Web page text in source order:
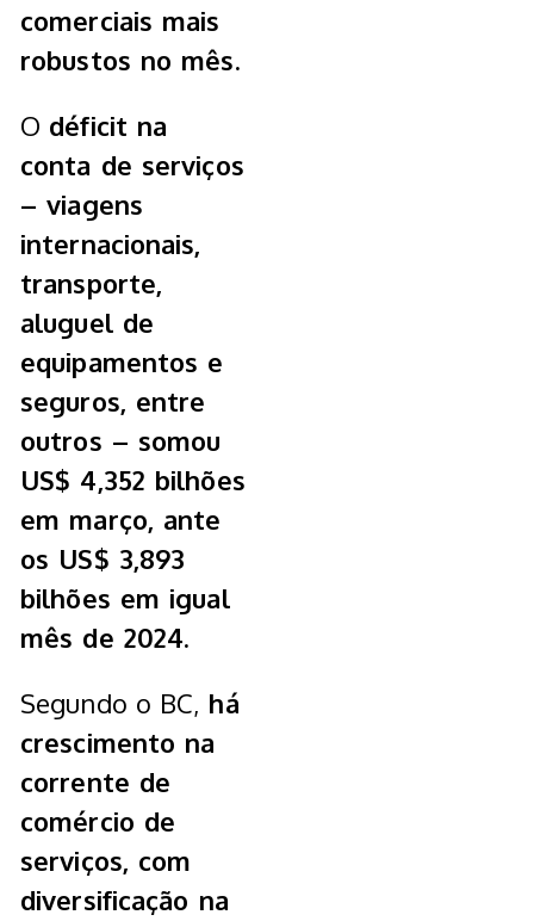
comerciais mais
robustos no mês.
O déficit na
conta de serviços
– viagens
internacionais,
transporte,
aluguel de
equipamentos e
seguros, entre
outros – somou
US$ 4,352 bilhões
em março, ante
os US$ 3,893
bilhões em igual
mês de 2024.
Segundo o BC, há
crescimento na
corrente de
comércio de
serviços, com
diversificação na